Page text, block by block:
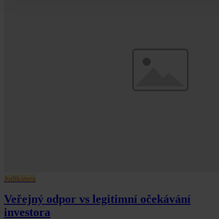
Judikatura
Veřejný odpor vs legitimní očekávání
investora